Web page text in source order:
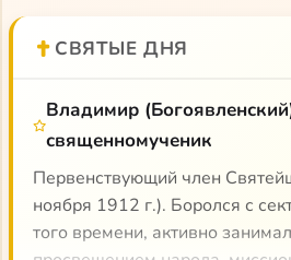
СВЯТЫЕ ДНЯ
Владимир
священномученик
Первенствующий член
ноября 1912 г.). Боролся с
того времени, активно